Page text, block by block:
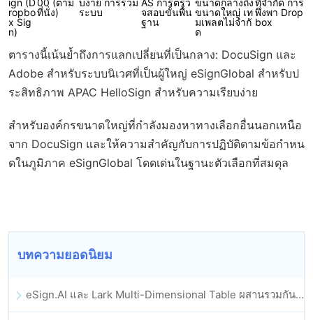
ropbo
x Sig
n)
ที่นั่ง)
ระบบ
จสอบขั้นพื้น
ฐาน
ขนาดใหญ่ เท
มเพลตไม่จำกั
ด
พึ่งพา Drop
box
ตารางนี้เน้นย้ำถึงการแลกเปลี่ยนที่เป็นกลาง: DocuSign และ
Adobe สำหรับระบบนิเวศที่เป็นผู้ใหญ่ eSignGlobal สำหรับป
ระสิทธิภาพ APAC HelloSign สำหรับความเรียบง่าย
สำหรับองค์กรขนาดใหญ่ที่กำลังมองหาทางเลือกอื่นนอกเหนือ
จาก DocuSign และให้ความสำคัญกับการปฏิบัติตามข้อกำหน
ดในภูมิภาค eSignGlobal โดดเด่นในฐานะตัวเลือกที่สมดุล
บทความยอดนิยม
eSign.AI และ Lark Multi-Dimensional Table ผสานรวมกันอย่างเป็นทางการ: การลงนามและการเก็บถาวรสัญญาอิเล็กทรอนิกส์แบบอัตโนมัติเต็มรูปแบบ